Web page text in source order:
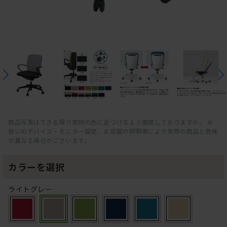
商品写真はできる限り実物の色に近づけるよう徹底しておりますが、 お
使いのデバイス・モニター設定、お部屋の照明等により実際の商品と色味
が異なる場合がございます。
カラーを選択
ライトグレー